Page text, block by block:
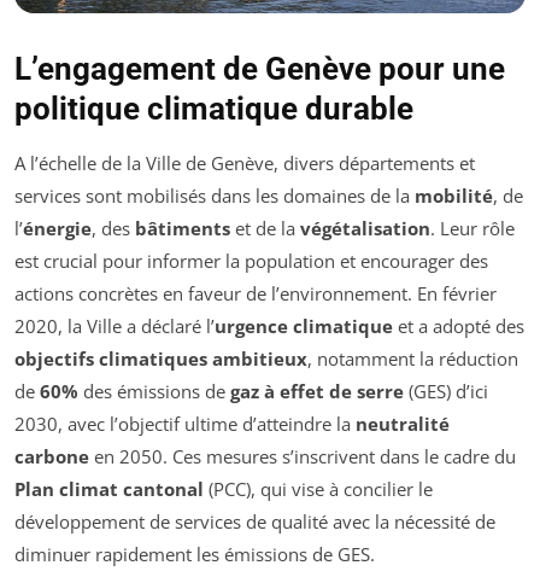
L’engagement de Genève pour une
politique climatique durable
A l’échelle de la Ville de Genève, divers départements et
services sont mobilisés dans les domaines de la mobilité, de
l’énergie, des bâtiments et de la végétalisation. Leur rôle
est crucial pour informer la population et encourager des
actions concrètes en faveur de l’environnement. En février
2020, la Ville a déclaré l’urgence climatique et a adopté des
objectifs climatiques ambitieux, notamment la réduction
de 60% des émissions de gaz à effet de serre (GES) d’ici
2030, avec l’objectif ultime d’atteindre la neutralité
carbone en 2050. Ces mesures s’inscrivent dans le cadre du
Plan climat cantonal (PCC), qui vise à concilier le
développement de services de qualité avec la nécessité de
diminuer rapidement les émissions de GES.